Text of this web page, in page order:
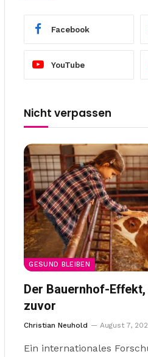
Facebook
YouTube
Nicht verpassen
GESUND BLEIBEN
Der Bauernhof-
zuvor
Christian Neuhold August 7,
Ein internationales